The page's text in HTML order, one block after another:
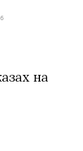
на